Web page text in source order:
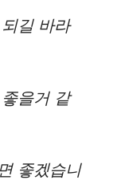
길 바라
을거 같
좋겠습니